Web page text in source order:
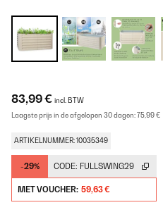
83,99 € incl. BTW
Laagste prijs in de afgelopen 30 dagen:75,99 €
ARTIKELNUMMER: 10035349
-29% CODE: FULLSWING29
MET VOUCHER: 59,63 €